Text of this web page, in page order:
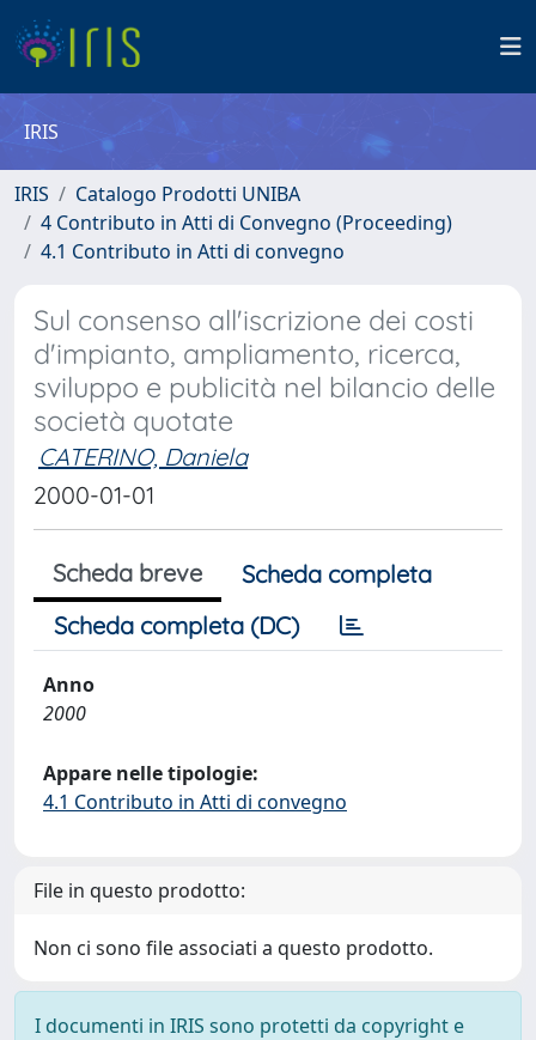
IRIS
IRIS
Catalogo Prodotti UNIBA
4 Contributo in Atti di Convegno (Proceeding)
4.1 Contributo in Atti di convegno
Sul consenso all'iscrizione dei costi
d'impianto, ampliamento, ricerca,
sviluppo e publicità nel bilancio delle
società quotate
CATERINO, Daniela
2000-01-01
Scheda breve
Scheda completa
Scheda completa (DC)
Anno
2000
Appare nelle tipologie:
4.1 Contributo in Atti di convegno
File in questo prodotto:
Non ci sono file associati a questo prodotto.
I documenti in IRIS sono protetti da copyright e